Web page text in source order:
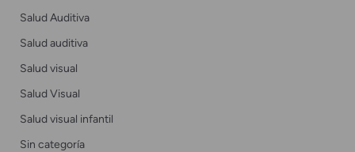
Salud Auditiva
Salud auditiva
Salud visual
Salud Visual
Salud visual infantil
Sin categoría